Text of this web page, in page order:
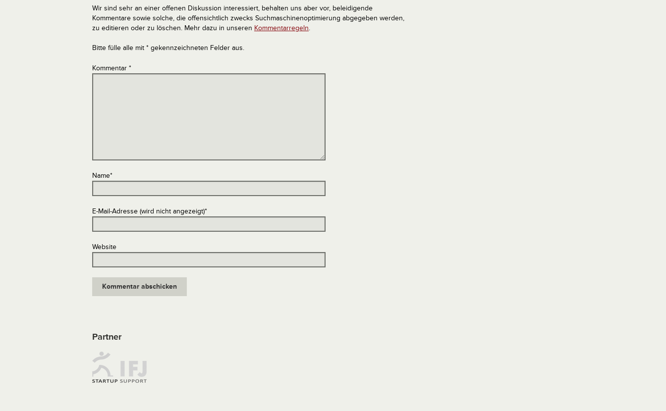
Wir sind sehr an einer offenen Diskussion interessiert, behalten uns aber vor, beleidigende
Kommentare sowie solche, die offensichtlich zwecks Suchmaschinenoptimierung abgegeben werden,
zu editieren oder zu löschen. Mehr dazu in unseren Kommentarregeln.
Bitte fülle alle mit * gekennzeichneten Felder aus.
Kommentar *
Name*
E-Mail-Adresse (wird nicht angezeigt)*
Website
Partner